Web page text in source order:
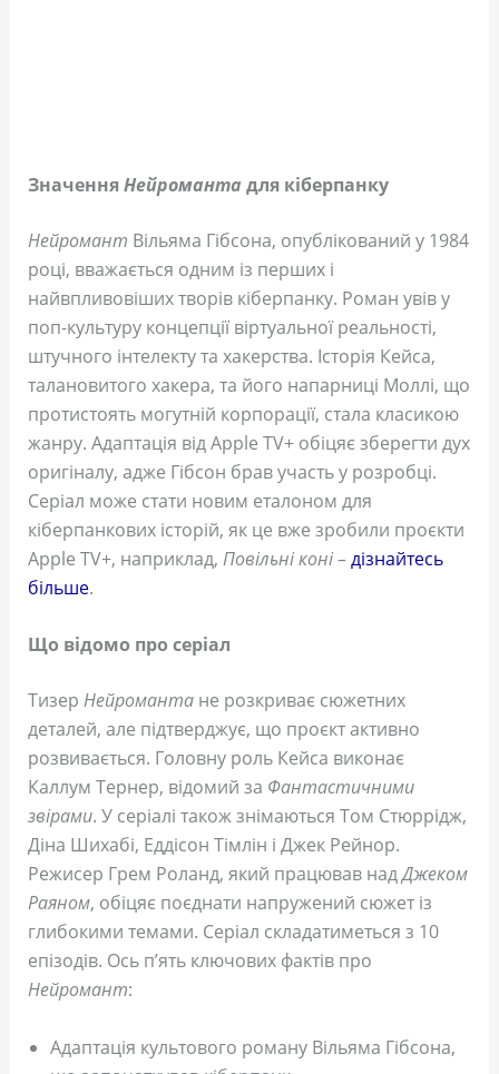
ЗначенняНейроманта для кіберпанку
Нейромант Вільяма Гібсона, опублікований у 1984
році, вважається одним із перших і
найвпливовіших творів кіберпанку. Роман увів у
поп-культуру концепції віртуальної реальності,
штучного інтелекту та хакерства. Історія Кейса,
талановитого хакера, та його напарниці Моллі, що
протистоять могутній корпорації, стала класикою
жанру. Адаптація від Apple TV+ обіцяє зберегти дух
оригіналу, адже Гібсон брав участь у розробці.
Серіал може стати новим еталоном для
кіберпанкових історій, як це вже зробили проєкти
Apple TV+, наприклад, Повільні коні–дізнайтесь
більше.
Що відомо про серіал
Тизер Нейромантане розкриває сюжетних
деталей, але підтверджує, що проєкт активно
розвивається. Головну роль Кейса виконає
Каллум Тернер, відомий за Фантастичними
звірами. У серіалі також знімаються Том Стюррідж,
Діна Шихабі, Еддісон Тімлін і Джек Рейнор.
Режисер Грем Роланд, який працював надДжеком
Раяном, обіцяє поєднати напружений сюжет із
глибокими темами. Серіал складатиметься з 10
епізодів. Ось п’ять ключових фактів про
Нейромант:
Адаптація культового роману Вільяма Гібсона,